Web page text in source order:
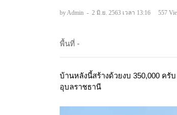
by Admin - 2 มิ.ย. 2563 เวลา 13:16 557
พื้นที่ -
บ้านหลังนี้สร้างด้วยงบ 350,000 ค
อุบลราชธานี